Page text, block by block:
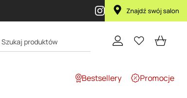
Znajdź swój salon
Bestsellery Promocje